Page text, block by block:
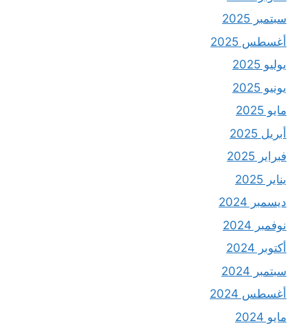
سبتمبر 2025
أغسطس 2025
يوليو 2025
يونيو 2025
مايو 2025
أبريل 2025
فبراير 2025
يناير 2025
ديسمبر 2024
نوفمبر 2024
أكتوبر 2024
سبتمبر 2024
أغسطس 2024
مايو 2024